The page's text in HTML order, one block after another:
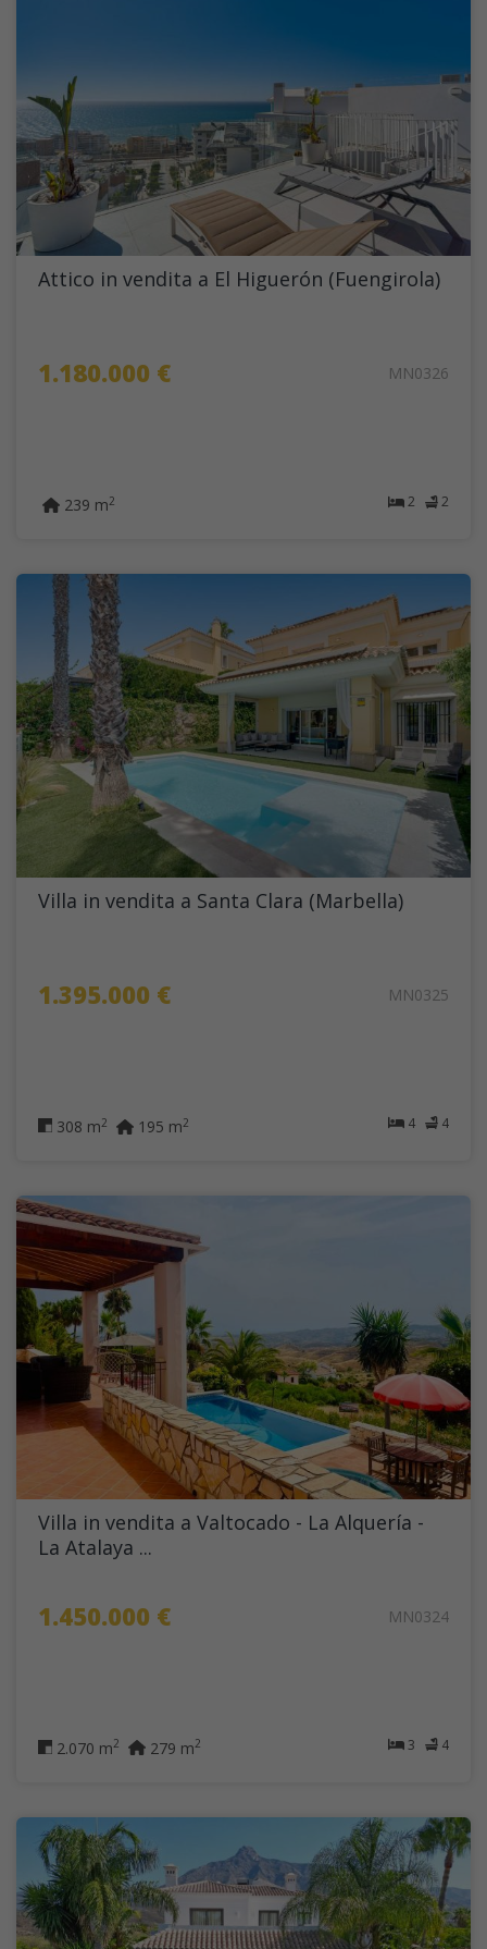
Attico in vendita a El Higuerón (Fuengirola)
1.180.000 € MN0326
2 2
239 m2
Villa in vendita a Santa Clara (Marbella)
1.395.000 € MN0325
4 4
308 m2 195 m2
Villa in vendita a Valtocado - La Alquería -
La Atalaya ...
1.450.000 € MN0324
3 4
2.070 m2 279 m2